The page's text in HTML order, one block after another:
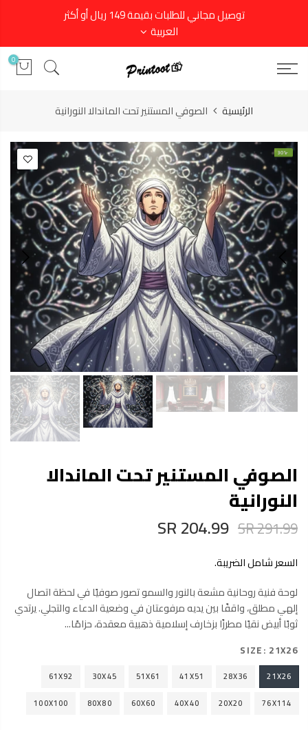
توصيل مجاني للطلبات بقيمة 149 ريال أو أكثر
العربية
0
الرئيسية الصوفي المستنير تحت الماندالا النورانية
-30%
الصوفي المستنير تحت الماندالا
النورانية
291.99 SR
204.99 SR
السعر شامل الضريبة.
لوحة فنية روحانية مشعة بالنور والسمو تصور صوفيًا في لحظة اتصال
إلهي مطلق، واقفًا بين يديه مرفوعتان في وضعية الدعاء والتجلي. يرتدي
ثوبًا أبيض نقيًا مطرزًا بزخارف إسلامية ذهبية معقدة، حزامًا...
SIZE: 21X26
21X26
28X36
41X51
51X61
30X45
61X92
76X114
20X20
40X40
60X60
80X80
100X100